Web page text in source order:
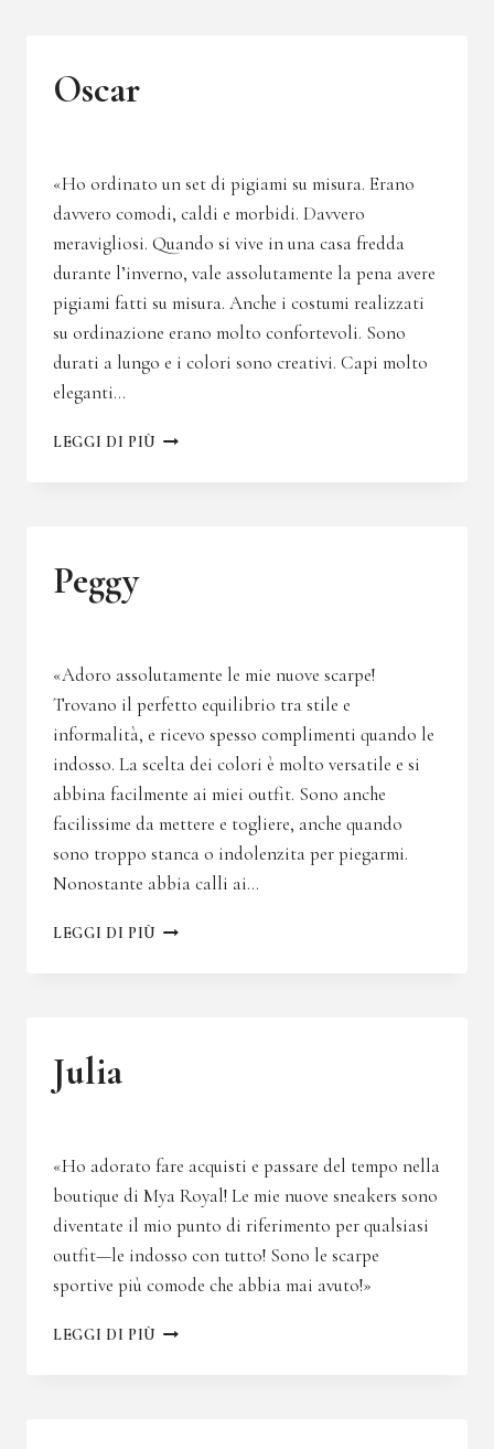
Oscar
«Ho ordinato un set di pigiami su misura. Erano
davvero comodi, caldi e morbidi. Davvero
meravigliosi. Quando si vive in una casa fredda
durante l’inverno, vale assolutamente la pena avere
pigiami fatti su misura. Anche i costumi realizzati
su ordinazione erano molto confortevoli. Sono
durati a lungo e i colori sono creativi. Capi molto
eleganti…
LEGGI DI PIÙ OSCAR
Peggy
«Adoro assolutamente le mie nuove scarpe!
Trovano il perfetto equilibrio tra stile e
informalità, e ricevo spesso complimenti quando le
indosso. La scelta dei colori è molto versatile e si
abbina facilmente ai miei outfit. Sono anche
facilissime da mettere e togliere, anche quando
sono troppo stanca o indolenzita per piegarmi.
Nonostante abbia calli ai…
LEGGI DI PIÙ PEGGY
Julia
«Ho adorato fare acquisti e passare del tempo nella
boutique di Mya Royal! Le mie nuove sneakers sono
diventate il mio punto di riferimento per qualsiasi
outfit—le indosso con tutto! Sono le scarpe
sportive più comode che abbia mai avuto!»
LEGGI DI PIÙ JULIA